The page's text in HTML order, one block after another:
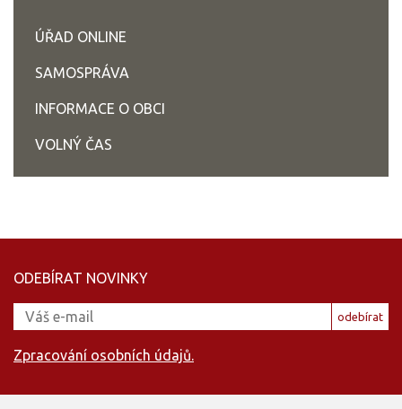
ÚŘAD ONLINE
SAMOSPRÁVA
INFORMACE O OBCI
VOLNÝ ČAS
ODEBÍRAT NOVINKY
odebírat
Zpracování osobních údajů.